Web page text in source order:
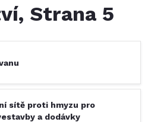
, Strana 5
sítě proti hmyzu pro
a dodávky